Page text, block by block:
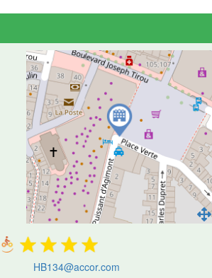
HB134@accor.com